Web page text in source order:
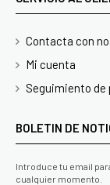
Contacta con
Mi cuenta
Seguimiento de
BOLETIN DE
Introduce tu email
cualquier momento.